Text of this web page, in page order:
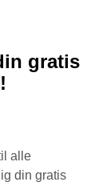
gratis
alle
din gratis